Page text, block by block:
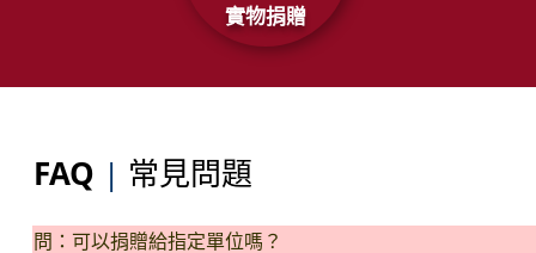
實物捐贈
FAQ | 常見問題
問：可以捐贈給指定單位嗎？